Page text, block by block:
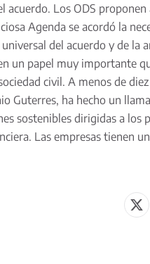
acuerdo. Los ODS proponen
Agenda se acordó la
del acuerdo y de la
un papel muy importante
civil. A menos de
Guterres, ha hecho un
sostenibles dirigidas a los
Las empresas tienen